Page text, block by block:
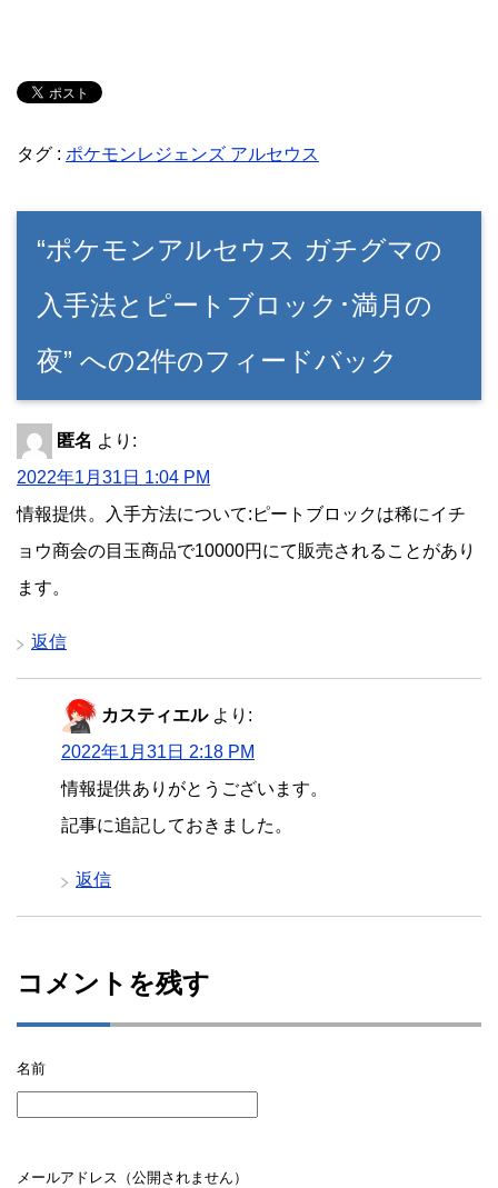
タグ : ポケモンレジェンズ アルセウス
“ポケモンアルセウス ガチグマの
入手法とピートブロック･満月の
夜” への2件のフィードバック
匿名 より:
2022年1月31日 1:04 PM
情報提供。入手方法について:ピートブロックは稀にイチ
ョウ商会の目玉商品で10000円にて販売されることがあり
ます。
返信
カスティエル より:
2022年1月31日 2:18 PM
情報提供ありがとうございます。
記事に追記しておきました。
返信
コメントを残す
名前
メールアドレス（公開されません）